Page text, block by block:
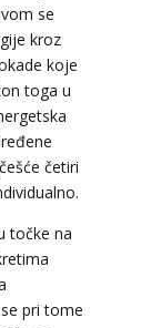
se
kroz
koje
toga u
četiri
točke na
pri tome